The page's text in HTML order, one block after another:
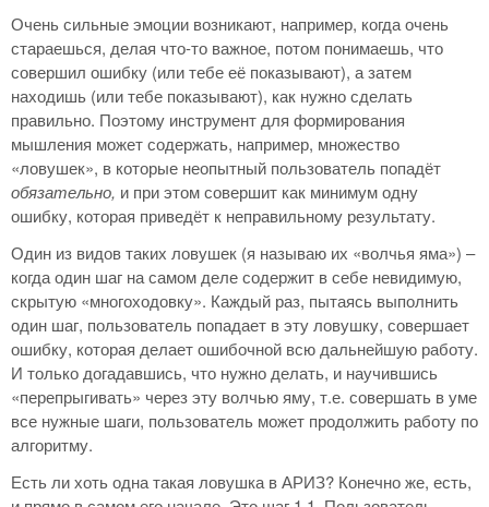
Очень сильные эмоции возникают, например, когда очень
стараешься, делая что-то важное, потом понимаешь, что
совершил ошибку (или тебе её показывают), а затем
находишь (или тебе показывают), как нужно сделать
правильно. Поэтому инструмент для формирования
мышления может содержать, например, множество
«ловушек», в которые неопытный пользователь попадёт
обязательно, и при этом совершит как минимум одну
ошибку, которая приведёт к неправильному результату.
Один из видов таких ловушек (я называю их «волчья яма») –
когда один шаг на самом деле содержит в себе невидимую,
скрытую «многоходовку». Каждый раз, пытаясь выполнить
один шаг, пользователь попадает в эту ловушку, совершает
ошибку, которая делает ошибочной всю дальнейшую работу.
И только догадавшись, что нужно делать, и научившись
«перепрыгивать» через эту волчью яму, т.е. совершать в уме
все нужные шаги, пользователь может продолжить работу по
алгоритму.
Есть ли хоть одна такая ловушка в АРИЗ? Конечно же, есть,